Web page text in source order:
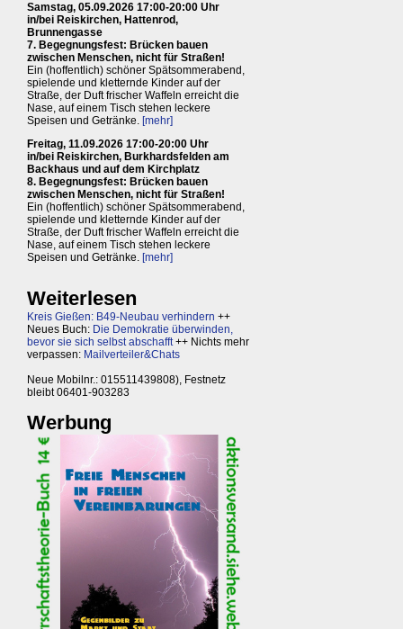
Samstag, 05.09.2026 17:00-20:00 Uhr
in/bei Reiskirchen, Hattenrod,
Brunnengasse
7. Begegnungsfest: Brücken bauen
zwischen Menschen, nicht für Straßen!
Ein (hoffentlich) schöner Spätsommerabend,
spielende und kletternde Kinder auf der
Straße, der Duft frischer Waffeln erreicht die
Nase, auf einem Tisch stehen leckere
Speisen und Getränke. [mehr]
Freitag, 11.09.2026 17:00-20:00 Uhr
in/bei Reiskirchen, Burkhardsfelden am
Backhaus und auf dem Kirchplatz
8. Begegnungsfest: Brücken bauen
zwischen Menschen, nicht für Straßen!
Ein (hoffentlich) schöner Spätsommerabend,
spielende und kletternde Kinder auf der
Straße, der Duft frischer Waffeln erreicht die
Nase, auf einem Tisch stehen leckere
Speisen und Getränke. [mehr]
Weiterlesen
Kreis Gießen: B49-Neubau verhindern ++
Neues Buch: Die Demokratie überwinden,
bevor sie sich selbst abschafft++ Nichts mehr
verpassen: Mailverteiler&Chats
Neue Mobilnr.: 015511439808), Festnetz
bleibt 06401-903283
Werbung